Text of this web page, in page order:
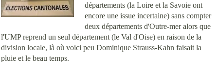
départements (la Loire et la Savoie ont
encore une issue incertaine) sans compter
deux départements d'Outre-mer alors que
l'UMP reprend un seul département (le Val d'Oise) en raison de la
division locale, là où voici peu Dominique Strauss-Kahn faisait la
pluie et le beau temps.